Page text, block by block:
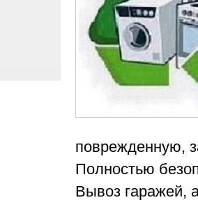
поврежденную,
Полностью
Вывоз гаражей,